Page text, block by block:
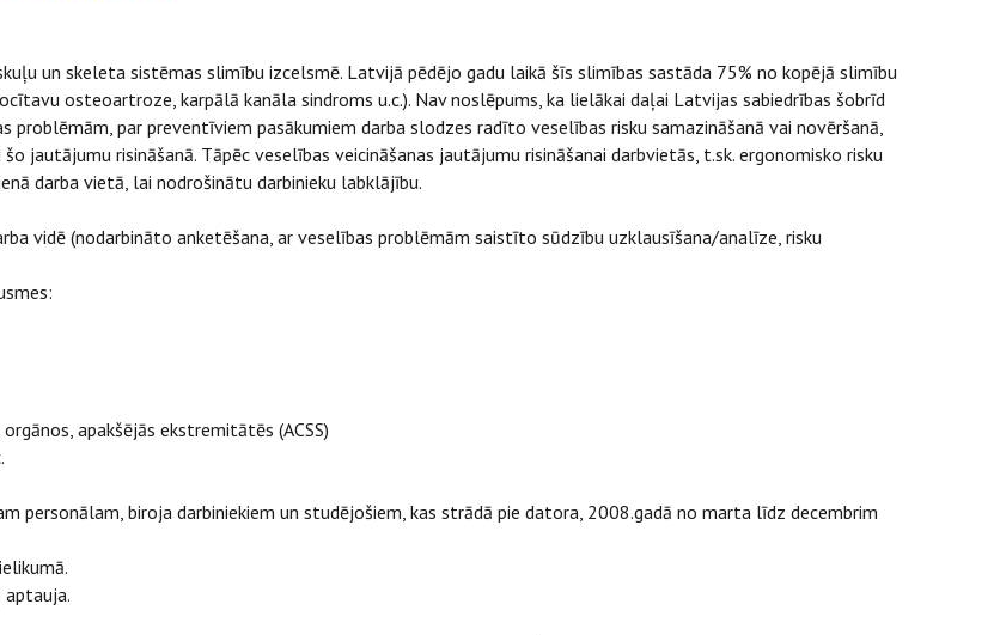
un skeleta sistēmas slimību izcelsmē. Latvijā pēdējo gadu laikā šīs slimības sastāda 75% no kopējā slimību
osteoartroze, karpālā kanāla sindroms u.c.). Nav noslēpums, ka lielākai daļai Latvijas sabiedrības šobrīd
par preventīviem pasākumiem darba slodzes radīto veselības risku samazināšanā vai novēršanā,
jautājumu risināšanā. Tāpēc veselības veicināšanas jautājumu risināšanai darbvietās, t.sk. ergonomisko risku
darba vietā, lai nodrošinātu darbinieku labklājību.
vidē (nodarbināto anketēšana, ar veselības problēmām saistīto sūdzību uzklausīšana/analīze, risku
apakšējās ekstremitātēs (ACSS)
personālam, biroja darbiniekiem un studējošiem, kas strādā pie datora, 2008.gadā no marta līdz decembrim
aptauja.